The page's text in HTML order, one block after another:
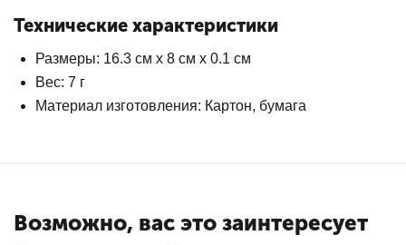
Технические характеристики
Размеры: 16.3 см х 8 см х 0.1 см
Вес: 7 г
Материал изготовления: Картон, бумага
Возможно, вас это заинтересует